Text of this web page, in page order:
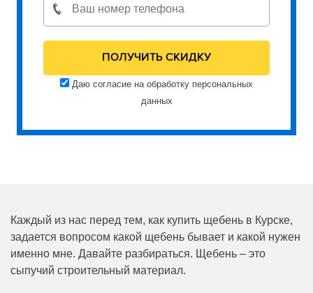
Даю согласие на обработку персональных
данных
Каждый из нас перед тем, как купить щебень в Курске,
задается вопросом какой щебень бывает и какой нужен
именно мне. Давайте разбираться. Щебень – это
сыпучий строительный материал.